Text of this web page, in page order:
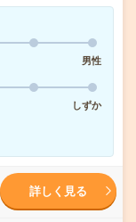
男性
しずか
詳しく見る